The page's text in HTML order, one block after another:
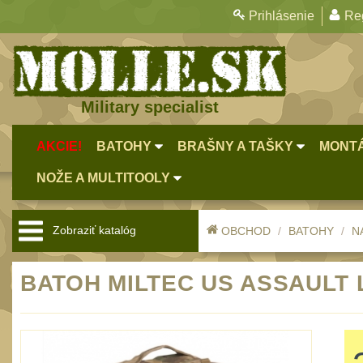
Prihlásenie
Military specialist
AKCIE! BATOHY BRAŠNY A TAŠKY
NOŽE A MULTITOOLY
Zobraziť katalóg OBCHOD BATOHY
BATOH MILTEC US